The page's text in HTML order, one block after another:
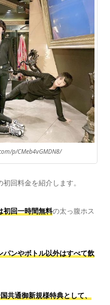
p/CMeb4vGMDN8/
回料金を紹介します。
初回一時間無料の太っ腹ホス
パンやボトル以外はすべて飲
共通御新規様特典として、